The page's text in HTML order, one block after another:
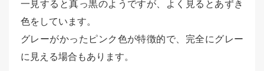
一見すると真っ黒のようですが、よく見るとあずき
色をしています。
グレーがかったピンク色が特徴的で、完全にグレー
に見える場合もあります。